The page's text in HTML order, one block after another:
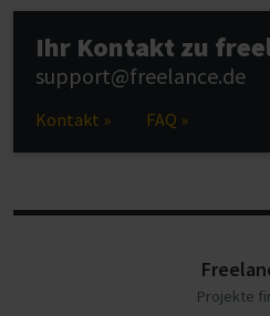
Ihr Kontakt zu
support@freelance.de
Kontakt » FAQ »
Projekte